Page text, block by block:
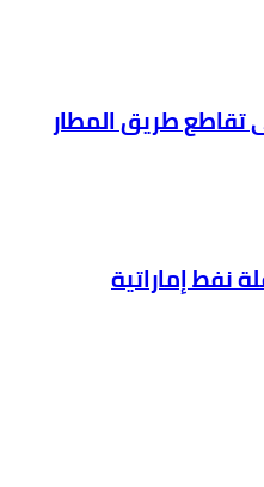
تقاطع طريق المطار
نفط إماراتية